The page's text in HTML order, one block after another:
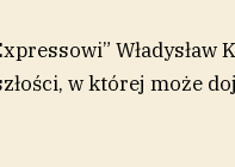
Władysław
w której może